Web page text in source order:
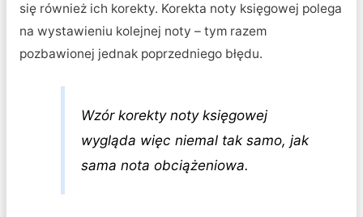
się również ich korekty. Korekta noty księgowej polega
na wystawieniu kolejnej noty – tym razem
pozbawionej jednak poprzedniego błędu.
Wzór korekty noty księgowej
wygląda więc niemal tak samo, jak
sama nota obciążeniowa.